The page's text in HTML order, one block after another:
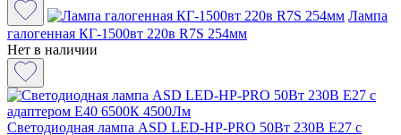
Лампа
галогенная КГ-1500вт 220в R7S 254мм
Нет в наличии
Светодиодная лампа ASD LED-HP-PRO 50Вт 230В Е27 с